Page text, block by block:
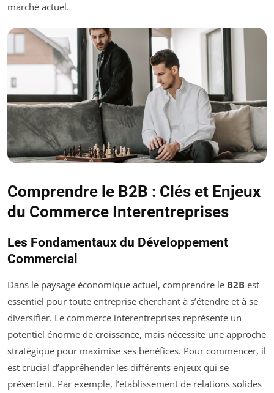
marché actuel.
Comprendre le B2B : Clés et Enjeux
du Commerce Interentreprises
Les Fondamentaux du Développement
Commercial
Dans le paysage économique actuel, comprendre le B2B est
essentiel pour toute entreprise cherchant à s’étendre et à se
diversifier. Le commerce interentreprises représente un
potentiel énorme de croissance, mais nécessite une approche
stratégique pour maximise ses bénéfices. Pour commencer, il
est crucial d’appréhender les différents enjeux qui se
présentent. Par exemple, l’établissement de relations solides